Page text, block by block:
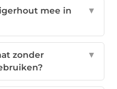
mee in
▼
zonder
▼